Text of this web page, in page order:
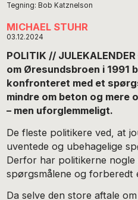
Tegning: Bob Katznelson
MICHAEL STUHR
03.12.2024
POLITIK //
om Øresundsbroen i 1991
konfronteret med et
mindre om beton og mere
– men uforglemmeligt.
De fleste politikere ved, at
uventede og ubehagelige
Derfor har politikerne nogle
spørgsmålene og forberedt
Da selve den store aftale